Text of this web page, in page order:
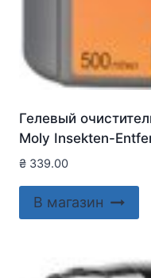
Гелевый
Moly Insekten-
₴ 339.00
В магазин